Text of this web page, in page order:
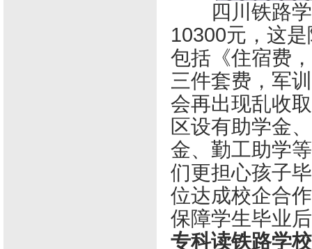
四川铁路学
10300元，这
包括《住宿费
三件套费，军
会再出现乱收
区设有助学金
金、勤工助学
们更担心孩子
位达成校企合
保障学生毕业
专科读铁路学